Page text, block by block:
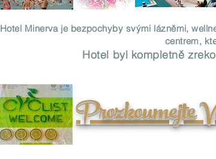
Hotel Minerva je bezpochyby svými lázněmi,
centrem,
Hotel byl kompletně
Prozkoumejte